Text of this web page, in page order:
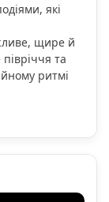
які
щире й
та
ритмі